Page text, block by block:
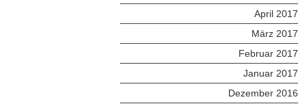
April 2017
März 2017
Februar 2017
Januar 2017
Dezember 2016